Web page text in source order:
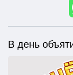
В день